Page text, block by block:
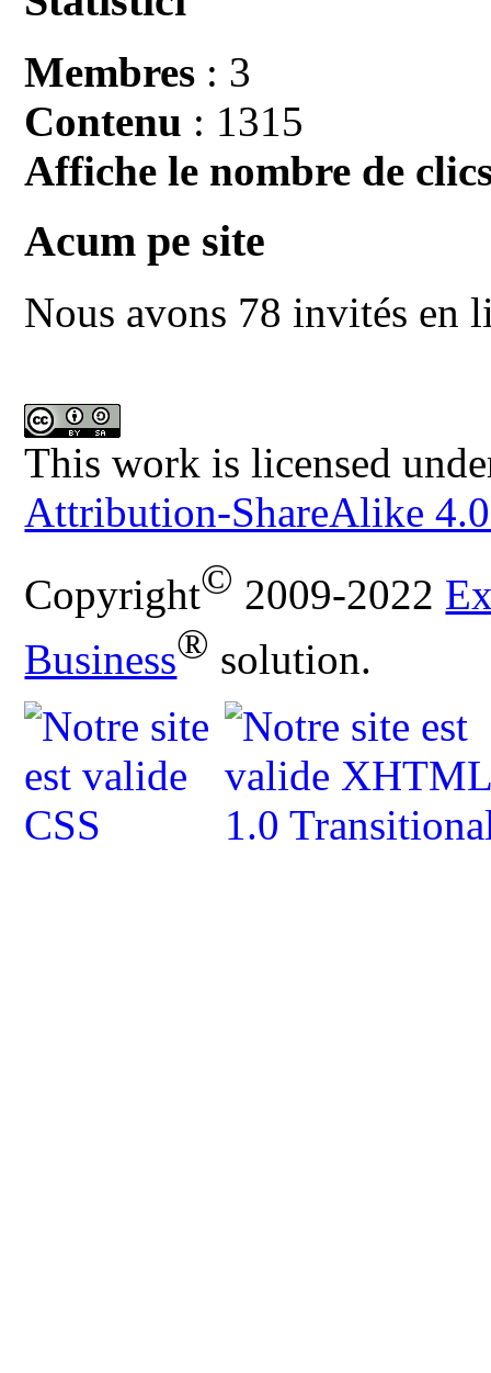
Membres : 3
Contenu : 1315
Affiche le nombre de
Acum pe site
Nous avons 78 invités en
This work is licensed
Attribution-ShareAlike
Copyright© 2009-2022
Business® solution.